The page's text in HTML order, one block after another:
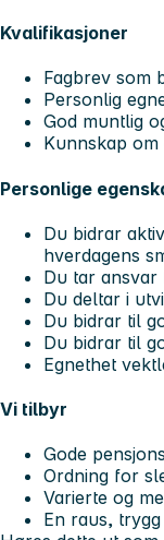
Kvalifikasjoner
Fagbrev som
Personlig
God muntlig
Kunnskap
Personlige
Du bidrar
hverdagens
Du tar
Du deltar i
Du bidrar til
Du bidrar til
Egnethet
Vi tilbyr
Gode
Ordning for
Varierte og
En raus,